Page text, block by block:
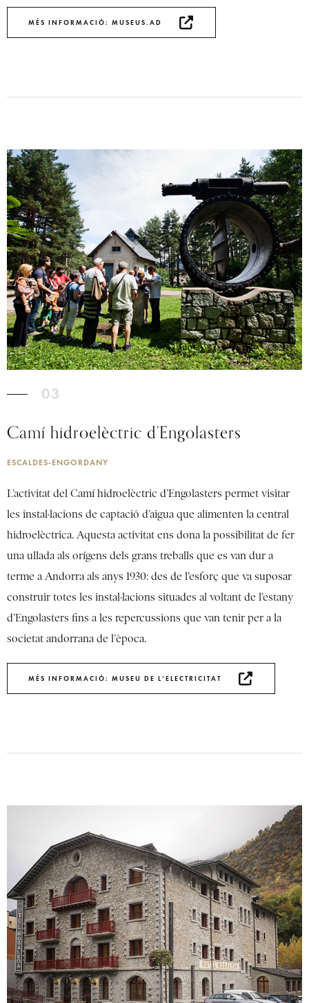
MÉS INFORMACIÓ: MUSEUS.AD
03
Camí hidroelèctric d’Engolasters
ESCALDES-ENGORDANY
L’activitat del Camí hidroelèctric d’Engolasters permet visitar
les instal·lacions de captació d’aigua que alimenten la central
hidroelèctrica. Aquesta activitat ens dona la possibilitat de fer
una ullada als orígens dels grans treballs que es van dur a
terme a Andorra als anys 1930: des de l’esforç que va suposar
construir totes les instal·lacions situades al voltant de l’estany
d’Engolasters fins a les repercussions que van tenir per a la
societat andorrana de l’època.
MÉS INFORMACIÓ: MUSEU DE L’ELECTRICITAT